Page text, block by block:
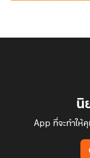
นิ
App ที่จะทำให้